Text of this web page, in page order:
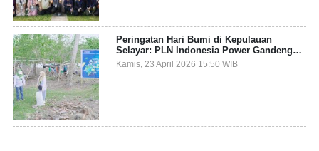
Peringatan Hari Bumi di Kepulauan
Selayar: PLN Indonesia Power Gandeng
Pemda dan Komunitas, Giatkan Restorasi
Mangrove
Kamis, 23 April 2026 15:50 WIB